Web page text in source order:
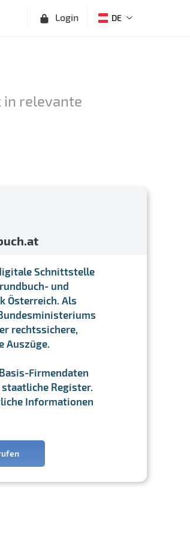
Login DE
in relevante
Schnittstelle
und
Österreich. Als
rechtssichere,
Auszüge.
Firmendaten
Register.
Informationen